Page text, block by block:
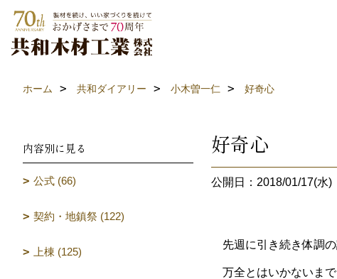
ホーム 共和ダイアリー 小木曽一仁 好奇心
好奇心
公開日：2018/01/17(水)
先週に引き続き体調の
万全とはいかないまで
内容別に見る
公式 (66)
契約・地鎮祭 (122)
上棟 (125)